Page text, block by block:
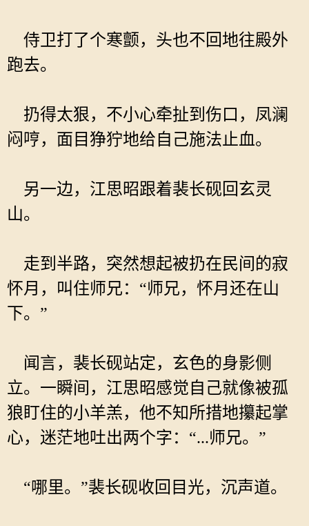
侍卫打了个寒颤，头也不回地往殿外
跑去。
扔得太狠，不小心牵扯到伤口，凤澜
闷哼，面目狰狞地给自己施法止血。
另一边，江思昭跟着裴长砚回玄灵
山。
走到半路，突然想起被扔在民间的寂
怀月，叫住师兄：“师兄，怀月还在山
下。”
闻言，裴长砚站定，玄色的身影侧
立。一瞬间，江思昭感觉自己就像被孤
狼盯住的小羊羔，他不知所措地攥起掌
心，迷茫地吐出两个字：“...师兄。”
“哪里。”裴长砚收回目光，沉声道。